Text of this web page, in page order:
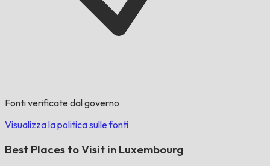
Fonti verificate dal governo
Visualizza la politica sulle fonti
Best Places to Visit in Luxembourg